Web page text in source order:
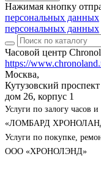
Нажимая кнопку
персональных данных
персональных данных
Часовой центр
https://
Москва,
Кутузовский проспект
дом 26, корпус 1
Услуги по залогу часов
«ЛОМБАРД
Услуги по покупке,
ООО «ХРОНОЛЭНД»